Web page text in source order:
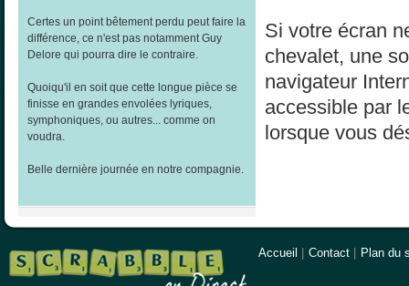
Certes un point bêtement perdu peut faire la
différence, ce n'est pas notamment Guy
Delore qui pourra dire le contraire.
Quoiqu'il en soit que cette longue pièce se
finisse en grandes envolées lyriques,
symphoniques, ou autres... comme on
voudra.
Belle dernière journée en notre compagnie.
Si votre écran
chevalet, une
navigateur
accessible par
lorsque vous
Accueil Contact Plan du